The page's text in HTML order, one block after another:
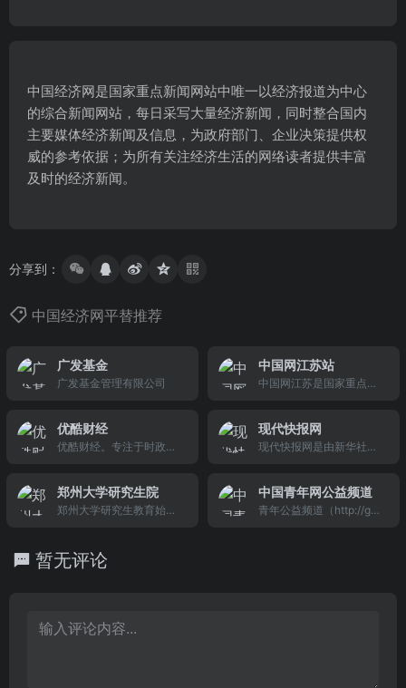
中国经济网是国家重点新闻网站中唯一以经济报道为中心
的综合新闻网站，每日采写大量经济新闻，同时整合国内
主要媒体经济新闻及信息，为政府部门、企业决策提供权
威的参考依据；为所有关注经济生活的网络读者提供丰富
及时的经济新闻。
分享到：
中国经济网平替推荐
广发基金
广发基金管理有限公司
中国网江苏站
中国网江苏是国家重点新
事业局（中国国际出版集
团）管理的国家重点新闻
户网站，主要包括：江苏
新闻网,江苏财经,法制新
闻, 江苏健康饮食文化,教
优酷财经
优酷财经。专注于时政、
现代快报网
现代快报网是由新华社直
站，立足南京，为江苏省
及长江三角各城市人群提
郑州大学研究生院
郑州大学研究生教育始于1
单位。经过多年的建设，2
大学已经发展成为省内高
中国青年网公益频道
青年公益频道（http://gy.
暂无评论